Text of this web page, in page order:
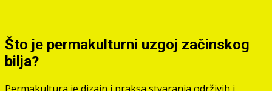
Što je permakulturni uzgoj začinskog
bilja?